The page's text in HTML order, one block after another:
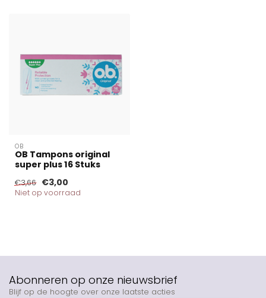
OB
OB Tampons original
super plus 16 Stuks
€3,66 €3,00
Niet op voorraad
Abonneren op onze nieuwsbrief
Blijf op de hoogte over onze laatste acties